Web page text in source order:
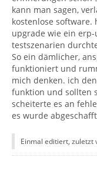
kann man sagen,
kostenlose
upgrade wie ein
testszenarien
So ein dämlicher,
funktioniert und
mich denken. ich
funktion und sollten
scheiterte es an
es wurde
Einmal editiert, zuletzt